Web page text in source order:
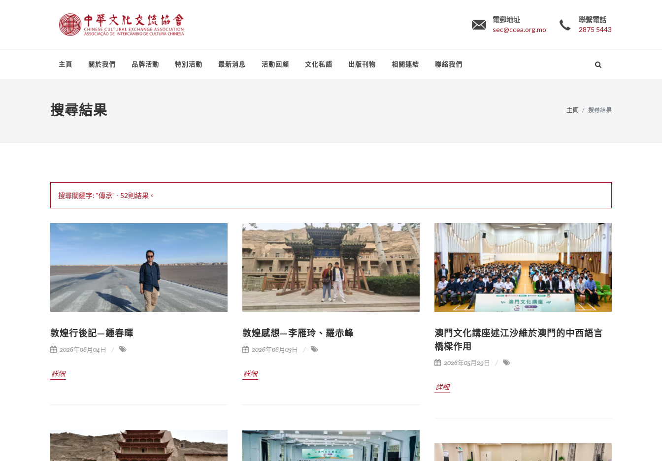
電郵地址
sec@ccea.org.mo
聯繫電話
2875 5443
主頁 關於我們 品牌活動 特別活動 最新消息 活動回顧 文化私語 出版刊物 相關連結 聯絡我們
搜尋結果 主頁 搜尋結果
搜尋關鍵字: "傳承" - 52則結果。
敦煌行後記—鍾春暉
2026年06月04日
詳細
敦煌感想—李雁玲、羅赤峰
2026年06月03日
詳細
澳門文化講座述江沙維於澳門的中西語言
橋樑作用
2026年05月29日
詳細